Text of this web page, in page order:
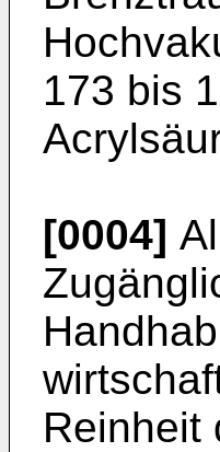
173 bis
[0004]
Reinheit